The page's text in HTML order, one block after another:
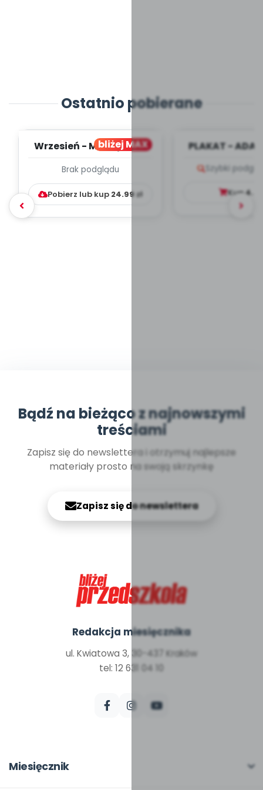
Ostatnio pobierane
bliżej MAX
Wrzesień - MIESIĘCZNY
WYCHOWAWCZO –
DYDAKTYC...
Brak podglądu
Pobierz lub kup 24.99 zł
PLAKAT -
Szybki
Kup
Bądź na bieżąco z najnowszymi
treściami
Zapisz się do newslettera i otrzymuj najlepsze
materiały prosto na swoją skrzynkę
Zapisz się do newslettera
Redakcja miesięcznika
ul. Kwiatowa 3, 30-437 Kraków
tel: 12 631 04 10
Miesięcznik